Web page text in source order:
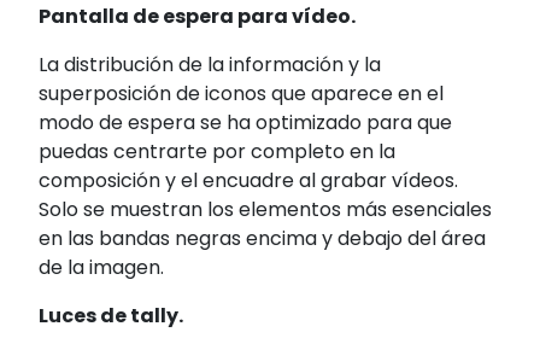
Pantalla de espera para vídeo.
La distribución de la información y la
superposición de iconos que aparece en el
modo de espera se ha optimizado para que
puedas centrarte por completo en la
composición y el encuadre al grabar vídeos.
Solo se muestran los elementos más esenciales
en las bandas negras encima y debajo del área
de la imagen.
Luces de tally.